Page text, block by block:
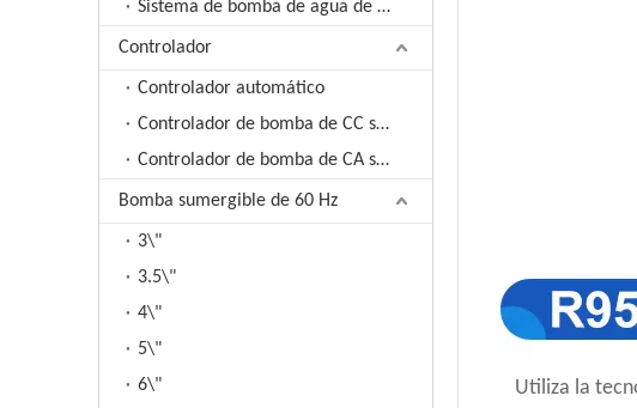
Sistema de bomba de agua de CA solar
Controlador
Controlador automático
Controlador de bomba de CC solar
Controlador de bomba de CA solar
Bomba sumergible de 60 Hz
3\"
3.5\"
4\"
5\"
6\"
Utiliza la